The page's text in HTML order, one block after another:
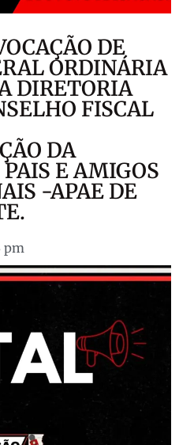
DE
ORDINÁRIA
DIRETORIA
FISCAL
DA
E AMIGOS
-APAE DE
pm